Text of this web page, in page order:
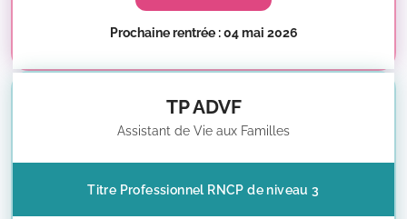
Prochaine rentrée : 04 mai 2026
TP ADVF
Assistant de Vie aux Familles
Titre Professionnel RNCP de niveau 3